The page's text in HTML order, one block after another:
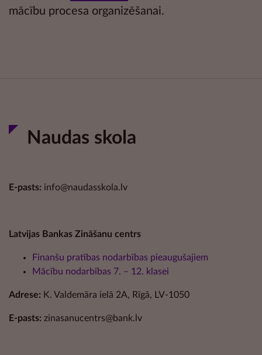
mācību procesa organizēšanai.
Naudas skola
E-pasts: info@naudasskola.lv
Latvijas Bankas Zināšanu centrs
Finanšu pratības nodarbības pieaugušajiem
Mācību nodarbības 7. – 12. klasei
Adrese: K. Valdemāra ielā 2A, Rīgā, LV-1050
E-pasts: zinasanucentrs@bank.lv